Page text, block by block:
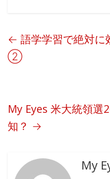
b
← 語学学習で絶対に
②
My Eyes 米大統領
知？ →
My